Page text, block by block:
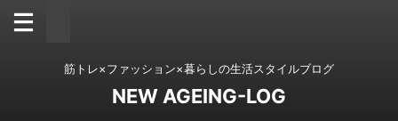
筋トレ×ファッション×暮らしの生活スタイルブログ
NEW AGEING-LOG